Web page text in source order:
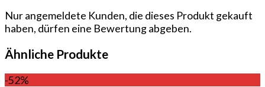
Nur angemeldete Kunden, die dieses Produkt gekauft
haben, dürfen eine Bewertung abgeben.
Ähnliche Produkte
-52%